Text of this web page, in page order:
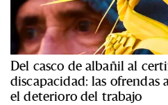
Del casco de albañil al
discapacidad: las ofrendas
el deterioro del trabajo